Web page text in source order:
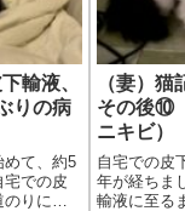
輸液、
りの病
めて、約5
での皮
りにつ
（妻）猫
その後⑩
ニキビ）
自宅での皮
年が経ちま
輸液に至る